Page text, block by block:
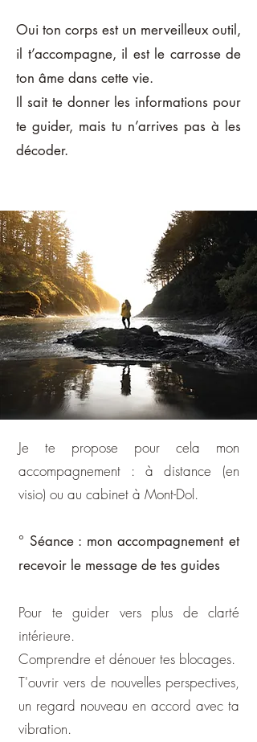
Oui ton corps est un merveilleux outil,
il t’accompagne, il est le carrosse de
ton âme dans cette vie.
Il sait te donner les informations pour
te guider, mais tu n’arrives pas à les
décoder.
Je te propose pour cela mon
accompagnement : à distance (en
visio) ou au cabinet à Mont-Dol.
° Séance : mon accompagnement et
recevoir le message de tes guides
Pour te guider vers plus de clarté
intérieure.
Comprendre et dénouer tes blocages.
T'ouvrir vers de nouvelles perspectives,
un regard nouveau en accord avec ta
vibration.